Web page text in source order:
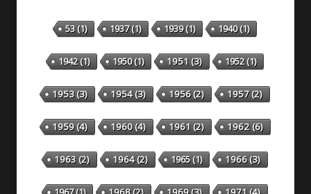
53(1) 1937(1) 1939(1) 1940(1)
1942(1) 1950(1) 1951 (3) 1952(1)
1953(3) 1954(3) 1956(2) 1957(2)
1959(4) 1960(4) 1961 (2) 1962(6)
1963 (2) 1964(2) 1965(1) 1966(3)